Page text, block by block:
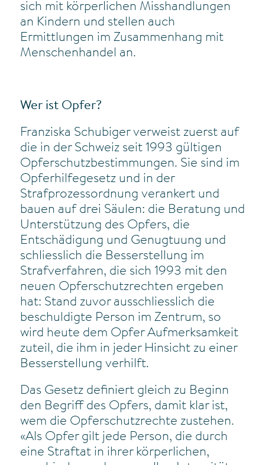
sich mit körperlichen Misshandlungen
an Kindern und stellen auch
Ermittlungen im Zusammenhang mit
Menschenhandel an.
Wer ist Opfer?
Franziska Schubiger verweist zuerst auf
die in der Schweiz seit 1993 gültigen
Opferschutzbestimmungen. Sie sind im
Opferhilfegesetz und in der
Strafprozessordnung verankert und
bauen auf drei Säulen: die Beratung und
Unterstützung des Opfers, die
Entschädigung und Genugtuung und
schliesslich die Besserstellung im
Strafverfahren, die sich 1993 mit den
neuen Opferschutzrechten ergeben
hat: Stand zuvor ausschliesslich die
beschuldigte Person im Zentrum, so
wird heute dem Opfer Aufmerksamkeit
zuteil, die ihm in jeder Hinsicht zu einer
Besserstellung verhilft.
Das Gesetz definiert gleich zu Beginn
den Begriff des Opfers, damit klar ist,
wem die Opferschutzrechte zustehen.
«Als Opfer gilt jede Person, die durch
eine Straftat in ihrer körperlichen,